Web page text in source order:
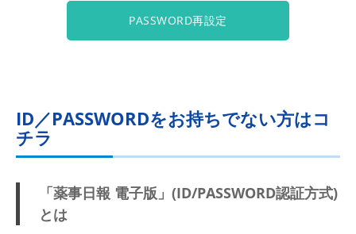
PASSWORD再設定
ID／PASSWORDをお持ちでない方はコ
チラ
「薬事日報 電子版」(ID/PASSWORD認証方式)
とは